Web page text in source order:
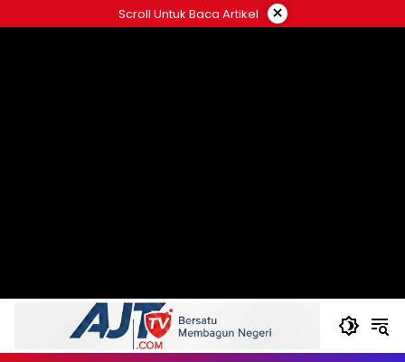
ke
Scroll Untuk Baca Artikel ×